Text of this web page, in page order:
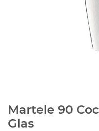
Martele 90
Glas